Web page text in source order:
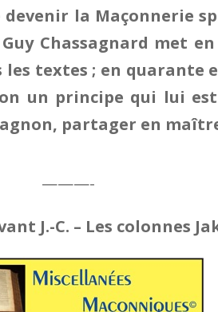
la Maçonnerie
Chassagnard met en
textes ; en quarante
un principe qui lui
partager en
———-
J.-C. – Les colonnes